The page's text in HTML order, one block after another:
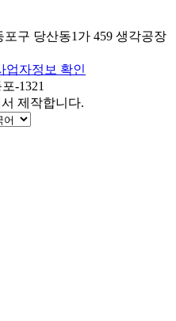
포구 당산동1가 459 생각공장
업자정보 확인
-1321
제작합니다.